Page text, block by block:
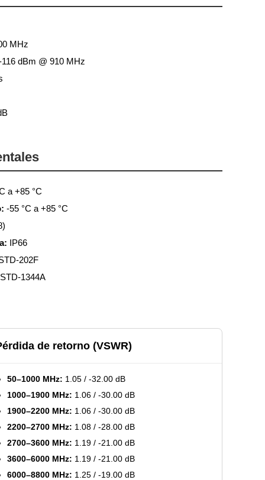
MHz
116 dBm @ 910 MHz
a +85 °C
-55 °C a +85 °C
IP66
202F
1344A
de retorno (VSWR)
50–1000 MHz: 1.05 / -32.00 dB
1000–1900 MHz: 1.06 / -30.00 dB
1900–2200 MHz: 1.06 / -30.00 dB
2200–2700 MHz: 1.08 / -28.00 dB
2700–3600 MHz: 1.19 / -21.00 dB
3600–6000 MHz: 1.19 / -21.00 dB
6000–8800 MHz: 1.25 / -19.00 dB